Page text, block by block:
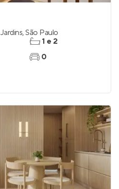
Jardins,São Paulo
1 e 2
0